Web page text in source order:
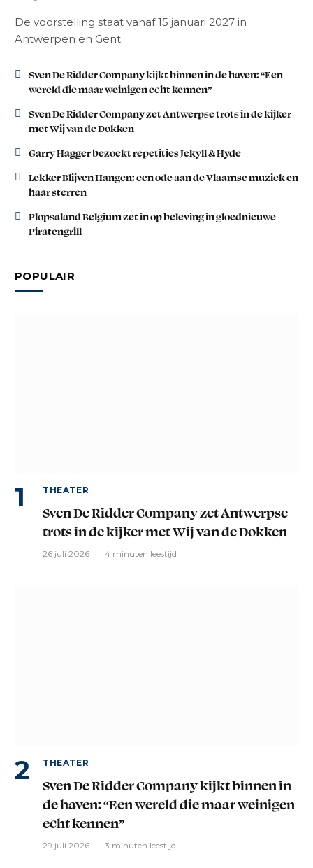
De voorstelling staat vanaf 15 januari 2027 in
Antwerpen en Gent.
Sven De Ridder Company kijkt binnen in de haven: “Een
wereld die maar weinigen echt kennen”
Sven De Ridder Company zet Antwerpse trots in de kijker
met Wij van de Dokken
Garry Hagger bezoekt repetities Jekyll & Hyde
Lekker Blijven Hangen: een ode aan de Vlaamse muziek en
haar sterren
Plopsaland Belgium zet in op beleving in gloednieuwe
Piratengrill
POPULAIR
THEATER
Sven De Ridder Company zet Antwerpse
trots in de kijker met Wij van de Dokken
26 juli 2026 4 minuten leestijd
THEATER
Sven De Ridder Company kijkt binnen in
de haven: “Een wereld die maar weinigen
echt kennen”
29 juli 2026 3 minuten leestijd